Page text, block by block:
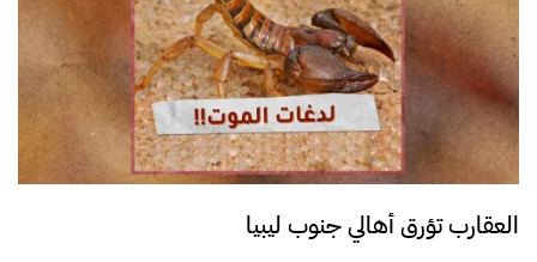
العقارب تؤرق أهالي جنوب ليبيا